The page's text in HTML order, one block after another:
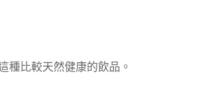
種比較天然健康的飲品。